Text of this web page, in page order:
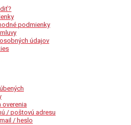
podmienky
údajov
overenia
/ poštovú adresu
/ heslo